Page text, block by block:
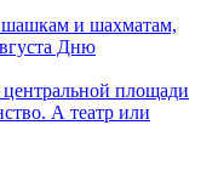
шашкам и шахматам,
Дню
центральной площади
А театр или